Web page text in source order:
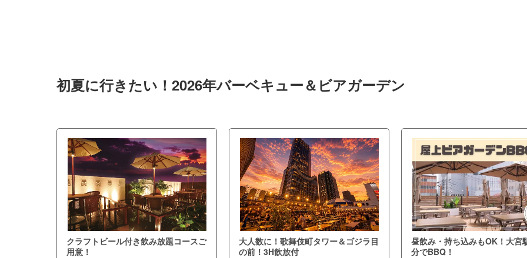
初夏に行きたい！2026年バーベキュー＆ビアガーデン
クラフトビール付き飲み放題コースご
用意！
大人数に！歌舞伎町タワー＆ゴジラ目
の前！3H飲放付
昼飲み・持ち込みもOK！大宮
分でBBQ！